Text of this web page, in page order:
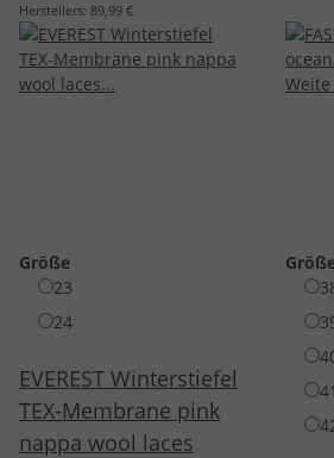
Herstellers: 89,99 €
Größe
23
24
EVEREST Winterstiefel
TEX-Membrane pink
nappa wool laces
41